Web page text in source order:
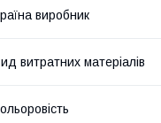
виробник
витратних матеріалів